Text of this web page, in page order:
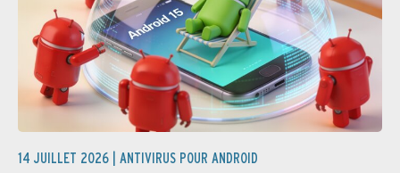
14 JUILLET 2026 | ANTIVIRUS POUR ANDROID